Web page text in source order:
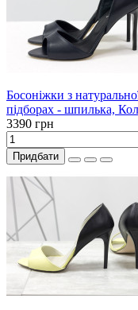
Босоніжки з
підборах - шпилька,
3390 грн
Придбати